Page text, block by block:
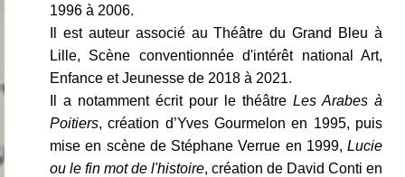
1996 à 2006.
Il est auteur associé au Théâtre du Grand Bleu à
Lille, Scène conventionnée d'intérêt national Art,
Enfance et Jeunesse de 2018 à 2021.
Il a notamment écrit pour le théâtre Les Arabes à
Poitiers, création d’Yves Gourmelon en 1995, puis
mise en scène de Stéphane Verrue en 1999, Lucie
ou le fin mot de l'histoire, création de David Conti en